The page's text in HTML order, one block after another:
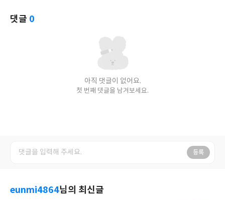
댓글 0
아직 댓글이 없어요.
첫 번째 댓글을 남겨보세요.
등록
eunmi4864님의 최신글